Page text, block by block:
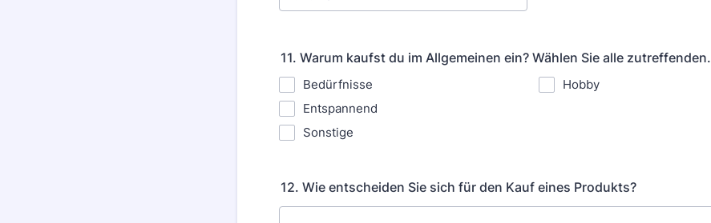
11. Warum kaufst du im Allgemeinen ein? Wählen Sie alle zutreffenden.
Bedürfnisse
Hobby
Entspannend
Sonstige
12. Wie entscheiden Sie sich für den Kauf eines Produkts?